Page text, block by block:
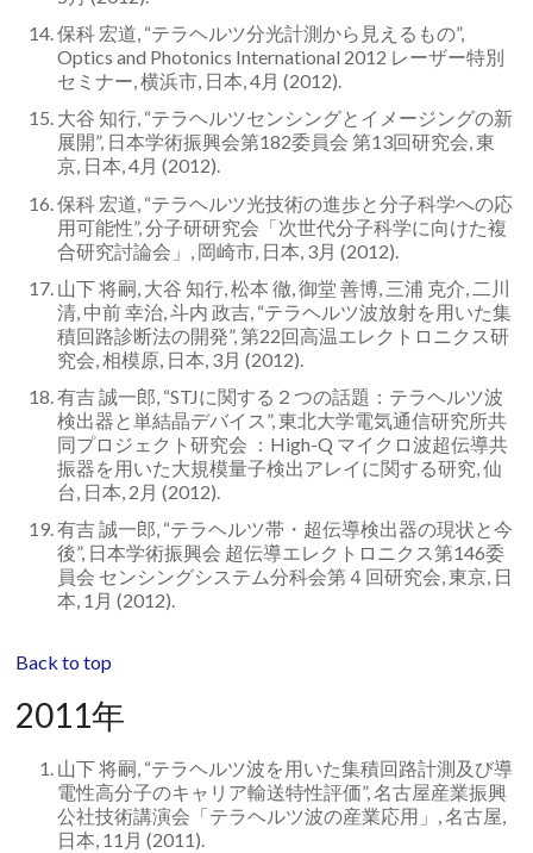
保科 宏道, “テラヘルツ分光計測から見えるもの”,
Optics and Photonics International 2012 レーザー特別
セミナー, 横浜市, 日本, 4月 (2012).
大谷 知行, “テラヘルツセンシングとイメージングの新
展開”, 日本学術振興会第182委員会 第13回研究会, 東
京, 日本, 4月 (2012).
保科 宏道, “テラヘルツ光技術の進歩と分子科学への応
用可能性”, 分子研研究会「次世代分子科学に向けた複
合研究討論会」, 岡崎市, 日本, 3月 (2012).
山下 将嗣, 大谷 知行, 松本 徹, 御堂 善博, 三浦 克介, 二川
清, 中前 幸治, 斗内 政吉, “テラヘルツ波放射を用いた集
積回路診断法の開発”, 第22回高温エレクトロニクス研
究会, 相模原, 日本, 3月 (2012).
有吉 誠一郎, “STJに関する２つの話題：テラヘルツ波
検出器と単結晶デバイス”, 東北大学電気通信研究所共
同プロジェクト研究会 ：High-Q マイクロ波超伝導共
振器を用いた大規模量子検出アレイに関する研究, 仙
台, 日本, 2月 (2012).
有吉 誠一郎, “テラヘルツ帯・超伝導検出器の現状と今
後”, 日本学術振興会 超伝導エレクトロニクス第146委
員会 センシングシステム分科会第４回研究会, 東京, 日
本, 1月 (2012).
Back to top
2011年
山下 将嗣, “テラヘルツ波を用いた集積回路計測及び導
電性高分子のキャリア輸送特性評価”, 名古屋産業振興
公社技術講演会「テラヘルツ波の産業応用」, 名古屋,
日本, 11月 (2011).